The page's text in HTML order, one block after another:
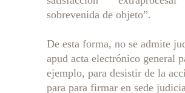
sobrevenida de objeto”.
De esta forma, no se admite
apud acta electrónico general
ejemplo, para desistir de la
para para firmar en sede